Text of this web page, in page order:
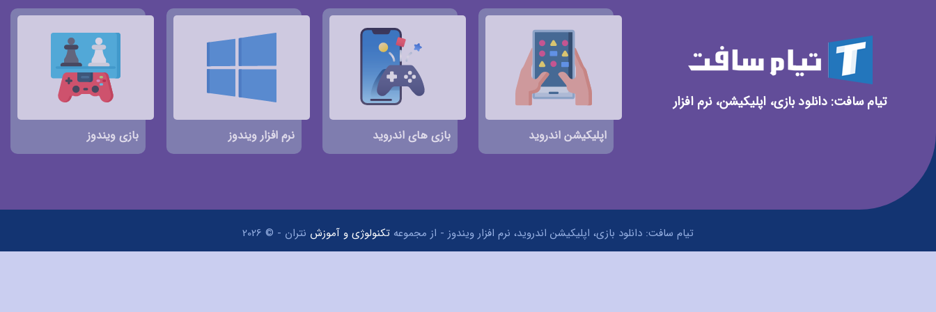
تیام سافت: دانلود بازی، اپلیکیشن، نرم افزار
اپلیکیشن اندروید بازی های اندروید نرم افزار ویندوز بازی ویندوز
تیام سافت: دانلود بازی، اپلیکیشن اندروید، نرم افزار ویندوز - از مجموعه تکنولوژی و آموزش نتران - © 2026